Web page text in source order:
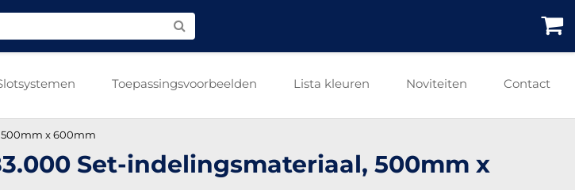
Toepassingsvoorbeelden Lista kleuren Noviteiten Contact
500mm x 600mm
Set-indelingsmateriaal, 500mm x